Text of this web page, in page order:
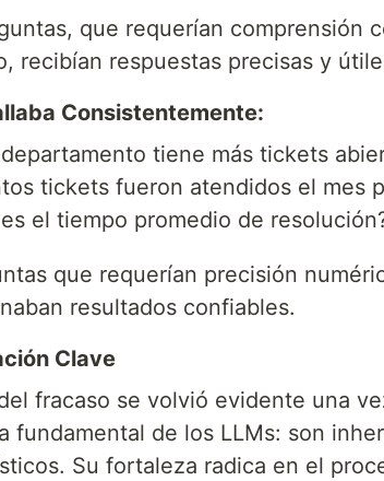
que requerían comprensión
recibían respuestas precisas y
Consistentemente:
tiene más tickets
tickets fueron atendidos el mes
el tiempo promedio de
que requerían precisión
resultados confiables.
Clave
fracaso se volvió evidente una
fundamental de los LLMs: son
Su fortaleza radica en el